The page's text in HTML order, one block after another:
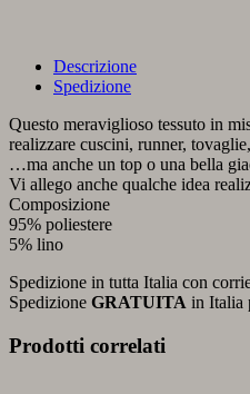
Descrizione
Spedizione
Questo meraviglioso tessuto in
realizzare cuscini, runner,
…ma anche un top o una bella
Vi allego anche qualche idea
Composizione
95% poliestere
5% lino
Spedizione in tutta Italia con
Spedizione GRATUITA in Italia
Prodotti correlati